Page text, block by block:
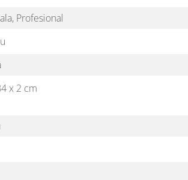
Profesional
x 2 cm